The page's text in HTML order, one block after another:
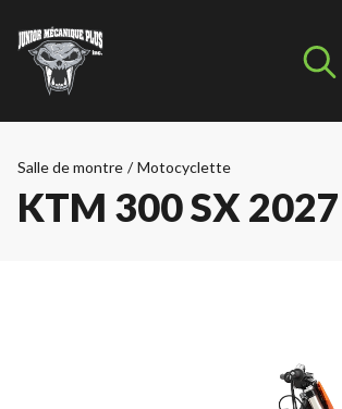
Salle de montre / Motocyclette
KTM 300 SX 2027